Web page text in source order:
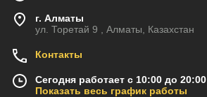
г. Алматы
ул. Торетай 9 , Алматы, Казахстан
Контакты
Сегодня работает с 10:00 до 20:00
Показать весь график работы